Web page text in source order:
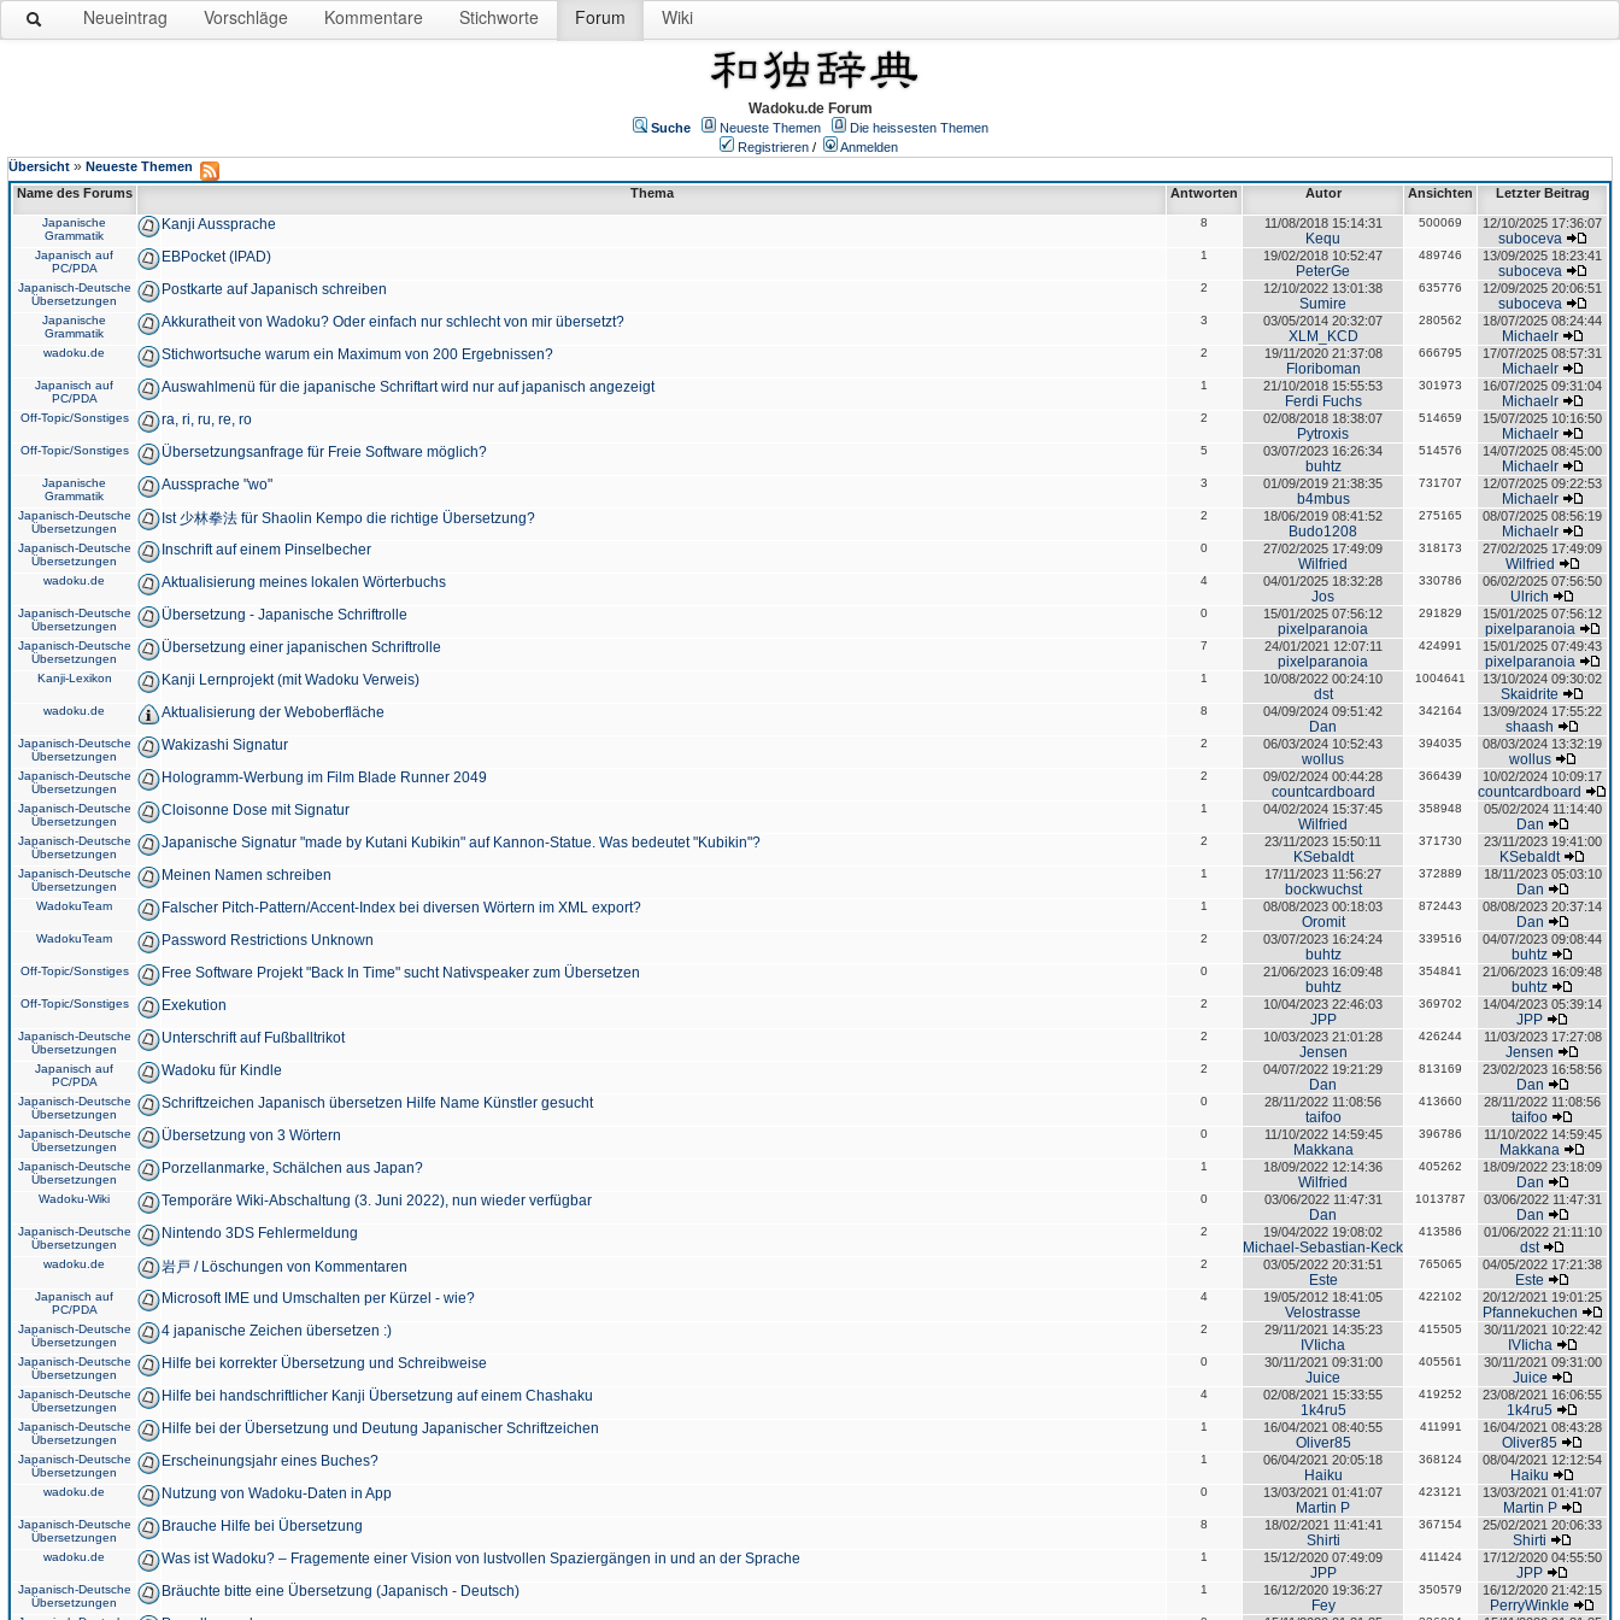
Neueintrag Vorschläge Kommentare Stichworte Forum Wiki
Wadoku.de Forum
Suche Neueste Themen
Die heissesten Themen
Registrieren /
Anmelden
Übersicht » Neueste Themen
Name des Forums
Thema Antworten Autor Ansichten Letzter Beitrag
Japanische
Grammatik
Kanji Aussprache 8 11/08/2018 15:14:31
Kequ
500069 12/10/2025 17:36:07
suboceva
Japanisch auf
PC/PDA
EBPocket (IPAD) 1 19/02/2018 10:52:47
PeterGe
489746 13/09/2025 18:23:41
suboceva
Japanisch-Deutsche
Übersetzungen
Postkarte auf Japanisch schreiben 2 12/10/2022 13:01:38
Sumire
635776 12/09/2025 20:06:51
suboceva
Japanische
Grammatik
Akkuratheit von Wadoku? Oder einfach nur schlecht von mir übersetzt? 3 03/05/2014 20:32:07
XLM_KCD
280562 18/07/2025 08:24:44
Michaelr
wadoku.de Stichwortsuche warum ein Maximum von 200 Ergebnissen? 2 19/11/2020 21:37:08
Floriboman
666795 17/07/2025 08:57:31
Michaelr
Japanisch auf
PC/PDA
Auswahlmenü für die japanische Schriftart wird nur auf japanisch angezeigt 1 21/10/2018 15:55:53
Ferdi Fuchs
301973 16/07/2025 09:31:04
Michaelr
Off-Topic/Sonstiges ra, ri, ru, re, ro 2 02/08/2018 18:38:07
Pytroxis
514659 15/07/2025 10:16:50
Michaelr
Off-Topic/Sonstiges Übersetzungsanfrage für Freie Software möglich? 5 03/07/2023 16:26:34
buhtz
514576 14/07/2025 08:45:00
Michaelr
Japanische
Grammatik
Aussprache "wo" 3 01/09/2019 21:38:35
b4mbus
731707 12/07/2025 09:22:53
Michaelr
Japanisch-Deutsche
Übersetzungen
Ist 少林拳法 für Shaolin Kempo die richtige Übersetzung? 2 18/06/2019 08:41:52
Budo1208
275165 08/07/2025 08:56:19
Michaelr
Japanisch-Deutsche
Übersetzungen
Inschrift auf einem Pinselbecher 0 27/02/2025 17:49:09
Wilfried
318173 27/02/2025 17:49:09
Wilfried
wadoku.de Aktualisierung meines lokalen Wörterbuchs 4 04/01/2025 18:32:28
Jos
330786 06/02/2025 07:56:50
Ulrich
Japanisch-Deutsche
Übersetzungen
Übersetzung - Japanische Schriftrolle 0 15/01/2025 07:56:12
pixelparanoia
291829 15/01/2025 07:56:12
pixelparanoia
Japanisch-Deutsche
Übersetzungen
Übersetzung einer japanischen Schriftrolle 7 24/01/2021 12:07:11
pixelparanoia
424991 15/01/2025 07:49:43
pixelparanoia
Kanji-Lexikon Kanji Lernprojekt (mit Wadoku Verweis) 1 10/08/2022 00:24:10
dst
1004641 13/10/2024 09:30:02
Skaidrite
wadoku.de Aktualisierung der Weboberfläche 8 04/09/2024 09:51:42
Dan
342164 13/09/2024 17:55:22
shaash
Japanisch-Deutsche
Übersetzungen
Wakizashi Signatur 2 06/03/2024 10:52:43
wollus
394035 08/03/2024 13:32:19
wollus
Japanisch-Deutsche
Übersetzungen
Hologramm-Werbung im Film Blade Runner 2049 2 09/02/2024 00:44:28
countcardboard
366439 10/02/2024 10:09:17
countcardboard
Japanisch-Deutsche
Übersetzungen
Cloisonne Dose mit Signatur 1 04/02/2024 15:37:45
Wilfried
358948 05/02/2024 11:14:40
Dan
Japanisch-Deutsche
Übersetzungen
Japanische Signatur "made by Kutani Kubikin" auf Kannon-Statue. Was bedeutet "Kubikin"? 2 23/11/2023 15:50:11
KSebaldt
371730 23/11/2023 19:41:00
KSebaldt
Japanisch-Deutsche
Übersetzungen
Meinen Namen schreiben 1 17/11/2023 11:56:27
bockwuchst
372889 18/11/2023 05:03:10
Dan
WadokuTeam Falscher Pitch-Pattern/Accent-Index bei diversen Wörtern im XML export? 1 08/08/2023 00:18:03
Oromit
872443 08/08/2023 20:37:14
Dan
WadokuTeam Password Restrictions Unknown 2 03/07/2023 16:24:24
buhtz
339516 04/07/2023 09:08:44
buhtz
Off-Topic/Sonstiges Free Software Projekt "Back In Time" sucht Nativspeaker zum Übersetzen 0 21/06/2023 16:09:48
buhtz
354841 21/06/2023 16:09:48
buhtz
Off-Topic/Sonstiges Exekution 2 10/04/2023 22:46:03
JPP
369702 14/04/2023 05:39:14
JPP
Japanisch-Deutsche
Übersetzungen
Unterschrift auf Fußballtrikot 2 10/03/2023 21:01:28
Jensen
426244 11/03/2023 17:27:08
Jensen
Japanisch auf
PC/PDA
Wadoku für Kindle 2 04/07/2022 19:21:29
Dan
813169 23/02/2023 16:58:56
Dan
Japanisch-Deutsche
Übersetzungen
Schriftzeichen Japanisch übersetzen Hilfe Name Künstler gesucht 0 28/11/2022 11:08:56
taifoo
413660 28/11/2022 11:08:56
taifoo
Japanisch-Deutsche
Übersetzungen
Übersetzung von 3 Wörtern 0 11/10/2022 14:59:45
Makkana
396786 11/10/2022 14:59:45
Makkana
Japanisch-Deutsche
Übersetzungen
Porzellanmarke, Schälchen aus Japan? 1 18/09/2022 12:14:36
Wilfried
405262 18/09/2022 23:18:09
Dan
Wadoku-Wiki Temporäre Wiki-Abschaltung (3. Juni 2022), nun wieder verfügbar 0 03/06/2022 11:47:31
Dan
1013787 03/06/2022 11:47:31
Dan
Japanisch-Deutsche
Übersetzungen
Nintendo 3DS Fehlermeldung 2 19/04/2022 19:08:02
Michael-Sebastian-Keck
413586 01/06/2022 21:11:10
dst
wadoku.de 岩戸 / Löschungen von Kommentaren 2 03/05/2022 20:31:51
Este
765065 04/05/2022 17:21:38
Este
Japanisch auf
PC/PDA
Microsoft IME und Umschalten per Kürzel - wie? 4 19/05/2012 18:41:05
Velostrasse
422102 20/12/2021 19:01:25
Pfannekuchen
Japanisch-Deutsche
Übersetzungen
4 japanische Zeichen übersetzen :) 2 29/11/2021 14:35:23
IVIicha
415505 30/11/2021 10:22:42
IVIicha
Japanisch-Deutsche
Übersetzungen
Hilfe bei korrekter Übersetzung und Schreibweise 0 30/11/2021 09:31:00
Juice
405561 30/11/2021 09:31:00
Juice
Japanisch-Deutsche
Übersetzungen
Hilfe bei handschriftlicher Kanji Übersetzung auf einem Chashaku 4 02/08/2021 15:33:55
1k4ru5
419252 23/08/2021 16:06:55
1k4ru5
Japanisch-Deutsche
Übersetzungen
Hilfe bei der Übersetzung und Deutung Japanischer Schriftzeichen 1 16/04/2021 08:40:55
Oliver85
411991 16/04/2021 08:43:28
Oliver85
Japanisch-Deutsche
Übersetzungen
Erscheinungsjahr eines Buches? 1 06/04/2021 20:05:18
Haiku
368124 08/04/2021 12:12:54
Haiku
wadoku.de Nutzung von Wadoku-Daten in App 0 13/03/2021 01:41:07
Martin P
423121 13/03/2021 01:41:07
Martin P
Japanisch-Deutsche
Übersetzungen
Brauche Hilfe bei Übersetzung 8 18/02/2021 11:41:41
Shirti
367154 25/02/2021 20:06:33
Shirti
wadoku.de Was ist Wadoku? – Fragemente einer Vision von lustvollen Spaziergängen in und an der Sprache 1 15/12/2020 07:49:09
JPP
411424 17/12/2020 04:55:50
JPP
Japanisch-Deutsche
Übersetzungen
Bräuchte bitte eine Übersetzung (Japanisch - Deutsch) 1 16/12/2020 19:36:27
Fey
350579 16/12/2020 21:42:15
PerryWinkle